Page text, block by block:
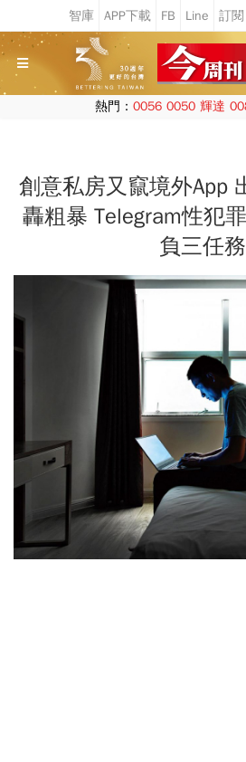
熱門： 0056 0050 輝達
創意私房又竄境外App
轟粗暴 Telegram性犯
負三任務